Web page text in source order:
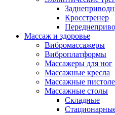
Кросстренер
Массаж и здоровье
Вибромассажеры
Виброплатформы
Массажеры для ног
Массажные кресла
Массажные
Массажные столы
Складные